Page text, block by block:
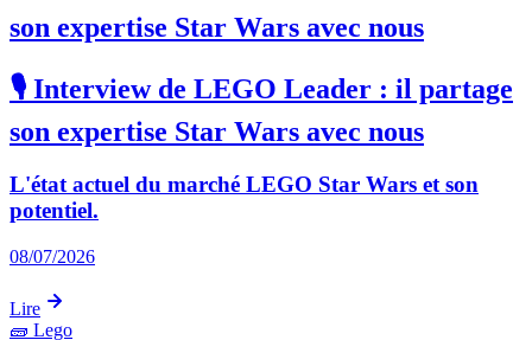
son expertise Star Wars avec nous
🎙️ Interview de LEGO Leader : il partage
son expertise Star Wars avec nous
L'état actuel du marché LEGO Star Wars et son
potentiel.
08/07/2026
Lire
🧱 Lego